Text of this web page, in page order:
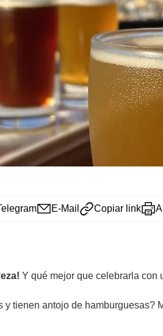
E-Mail Copiar link
Y qué mejor que celebrarla con
y tienen antojo de